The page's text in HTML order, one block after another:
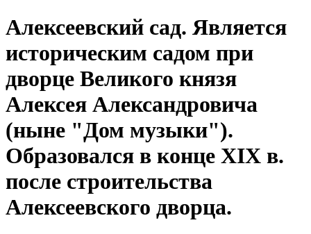
Алексеевский сад. Является
историческим садом при
дворце Великого князя
Алексея Александровича
(ныне "Дом музыки").
Образовался в конце XIX в.
после строительства
Алексеевского дворца.